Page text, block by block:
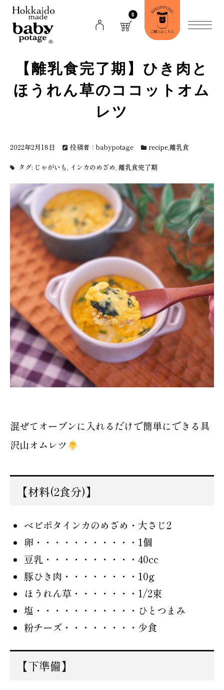
0
【離乳食完了期】ひき肉と
ほうれん草のココットオム
レツ
2022年2月18日 投稿者：babypotage recipe,離乳食
タグ: じゃがいも, インカのめざめ,離乳食完了期
混ぜてオーブンに入れるだけで簡単にできる具
沢山オムレツ
【材料(2食分)】
ベビポタインカのめざめ・大さじ2
卵・・・・・・・・・・・1個
豆乳・・・・・・・・・・40cc
豚ひき肉・・・・・・・・10g
ほうれん草・・・・・・・1/2束
塩・・・・・・・・・・・ひとつまみ
粉チーズ・・・・・・・・少食
【下準備】